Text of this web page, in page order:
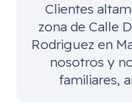
Clientes
zona de Calle
Rodriguez en
nosotros y
familiares,